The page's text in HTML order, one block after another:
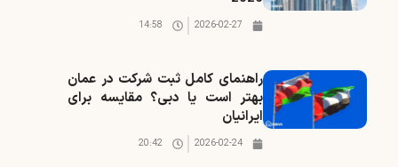
2026-02-27
14:58
راهنمای کامل ثبت شرکت در عمان
بهتر است یا دبی؟ مقایسه برای
ایرانیان
2026-02-24
20:42